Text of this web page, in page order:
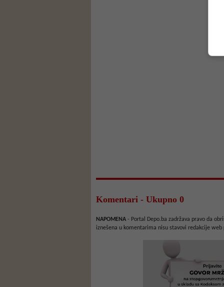
Komentari - Ukupno 0
NAPOMENA - Portal Depo.ba zadržava pravo da
iznešena u komentarima nisu stavovi redakcije web